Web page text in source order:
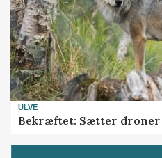
ULVE
Bekræftet: Sætter droner